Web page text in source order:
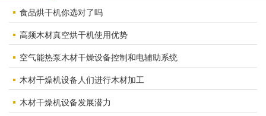
食品烘干机你选对了吗
高频木材真空烘干机使用优势
空气能热泵木材干燥设备控制和电辅助系统
木材干燥机设备人们进行木材加工
木材干燥机设备发展潜力